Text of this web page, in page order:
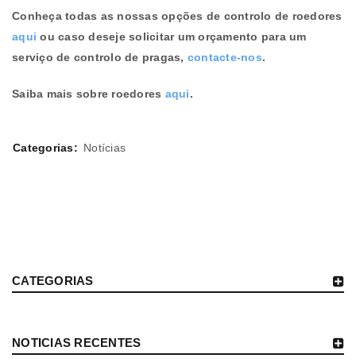
Conheça todas as nossas opções de controlo de roedores
aqui ou caso deseje solicitar um orçamento para um
serviço de controlo de pragas, contacte-nos.
Saiba mais sobre roedores aqui.
Categorias: Notícias
CATEGORIAS
NOTICIAS RECENTES